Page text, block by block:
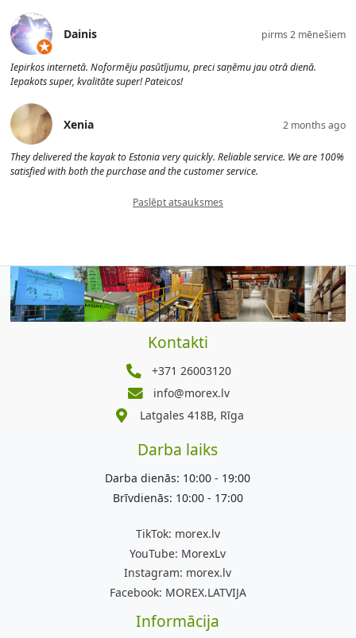
Dainis pirms 2 mēnešiem
Iepirkos internetā. Noformēju pasūtījumu, preci saņēmu jau otrā dienā.
Iepakots super, kvalitāte super! Pateicos!
Xenia 2 months ago
They delivered the kayak to Estonia very quickly. Reliable service. We are 100%
satisfied with both the purchase and the customer service.
Paslēpt atsauksmes
Kontakti
+371 26003120
info@morex.lv
Latgales 418B, Rīga
Darba laiks
Darba dienās: 10:00 - 19:00
Brīvdienās: 10:00 - 17:00
TikTok: morex.lv
YouTube: MorexLv
Instagram: morex.lv
Facebook: MOREX.LATVIJA
Informācija